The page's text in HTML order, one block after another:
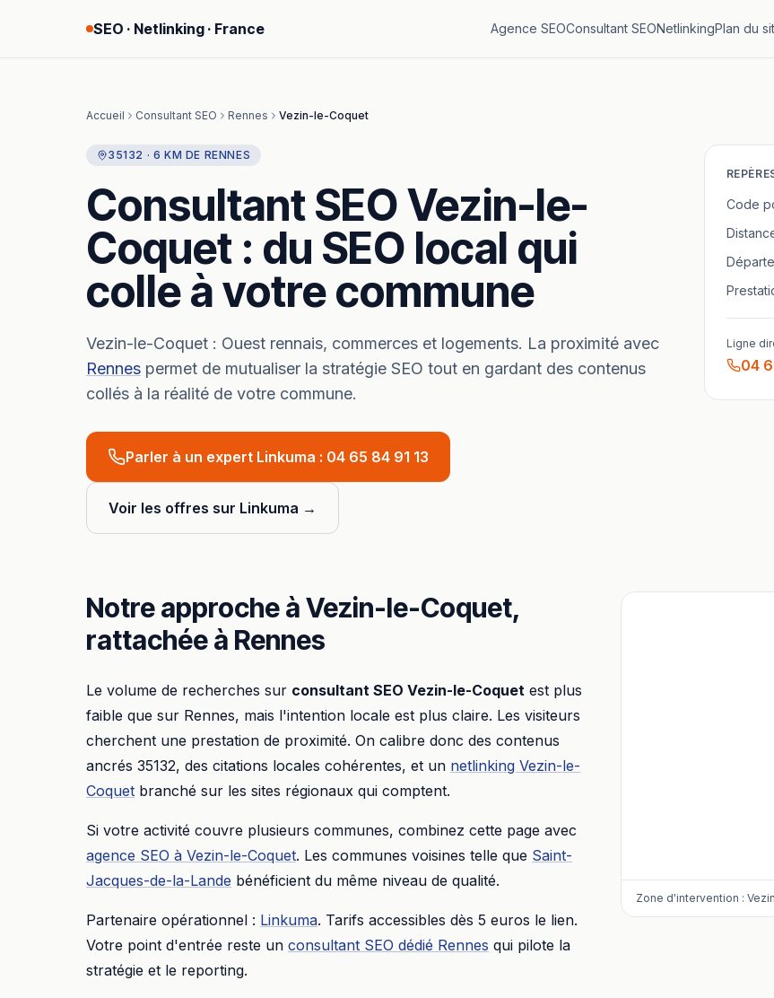
SEO · Netlinking · France Agence SEOConsultant SEONetlinkingPlan du
Accueil Consultant SEO Rennes Vezin-le-Coquet
35132 · 6 KM DE RENNES
Consultant SEOVezin-le-
Coquet : du SEO local qui
colle à votre commune
Vezin-le-Coquet : Ouest rennais, commerces et logements. La proximité avec
Rennes permet de mutualiser la stratégie SEO tout en gardant des contenus
collés à la réalité de votre commune.
Parler à un expert Linkuma : 04 65 84 91 13
Voir les offres sur Linkuma →
Code
Ligne
04
Notre approche àVezin-le-Coquet,
rattachée à Rennes
Le volume de recherches sur consultant SEO Vezin-le-Coquet est plus
faible que sur Rennes, mais l'intention locale est plus claire. Les visiteurs
cherchent une prestation de proximité. On calibre donc des contenus
ancrés 35132, des citations locales cohérentes, et un netlinking Vezin-le-
Coquet branché sur les sites régionaux qui comptent.
Si votre activité couvre plusieurs communes, combinez cette page avec
agence SEO à Vezin-le-Coquet. Les communes voisines telle que Saint-
Jacques-de-la-Lande bénéficient du même niveau de qualité.
Partenaire opérationnel : Linkuma. Tarifs accessibles dès 5 euros le lien.
Votre point d'entrée reste un consultant SEO dédié Rennes qui pilote la
stratégie et le reporting.
Zone d'intervention :